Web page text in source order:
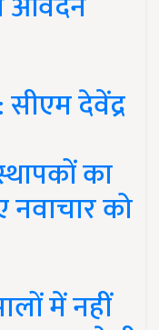
देवेंद्र
का
नवाचार को
में नहीं